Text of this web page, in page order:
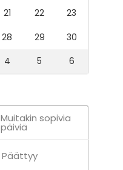
21 22
23
28 29
30
4 5 6
Muitakin sopivia
päiviä
Päättyy